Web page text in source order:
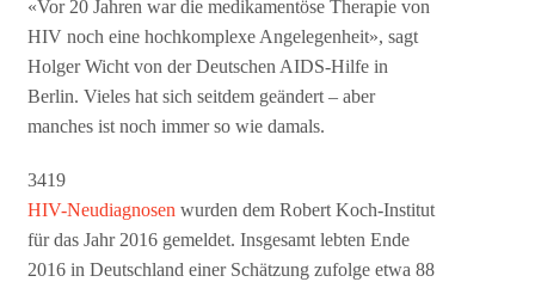
«Vor 20 Jahren war die medikamentöse Therapie von
HIV noch eine hochkomplexe Angelegenheit», sagt
Holger Wicht von der Deutschen AIDS-Hilfe in
Berlin. Vieles hat sich seitdem geändert – aber
manches ist noch immer so wie damals.
3419
HIV-Neudiagnosen wurden dem Robert Koch-Institut
für das Jahr 2016 gemeldet. Insgesamt lebten Ende
2016 in Deutschland einer Schätzung zufolge etwa 88